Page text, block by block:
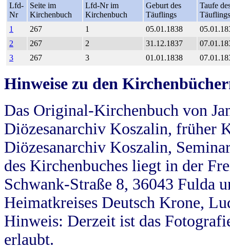
Lfd-
Nr
Seite im
Kirchenbuch
Lfd-Nr im
Kirchenbuch
Geburt des
Täuflings
Taufe
Täuflings
1
267 1 05.01.1838
2
267 2 31.12.1837
3
267 3 01.01.1838
Hinweise zu den
Das Original-Kirchenbuch von
Diözesanarchiv Koszalin, früher
Diözesanarchiv Koszalin,
des Kirchenbuches liegt in der
Schwank-Straße 8, 36043 Fulda
Heimatkreises Deutsch Krone,
Hinweis: Derzeit ist das
erlaubt.